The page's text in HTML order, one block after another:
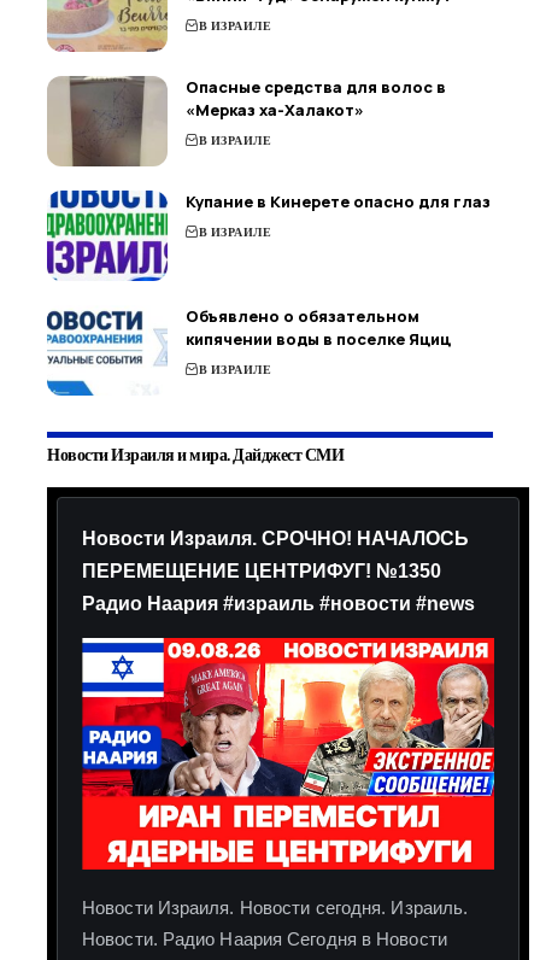
В ИЗРАИЛЕ
Опасные средства для волос в
«Мерказ ха-Халакот»
В ИЗРАИЛЕ
Купание в Кинерете опасно для глаз
В ИЗРАИЛЕ
Объявлено о обязательном
кипячении воды в поселке Яциц
В ИЗРАИЛЕ
Новости Израиля и мира. Дайджест СМИ